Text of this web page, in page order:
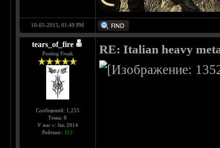
10-05-2015, 01:49 PM
tears_of_fire
Posting Freak
Сообщений: 1,255
Темы: 8
У нас с: Jan 2014
Рейтинг: 115
RE: Italian heavy